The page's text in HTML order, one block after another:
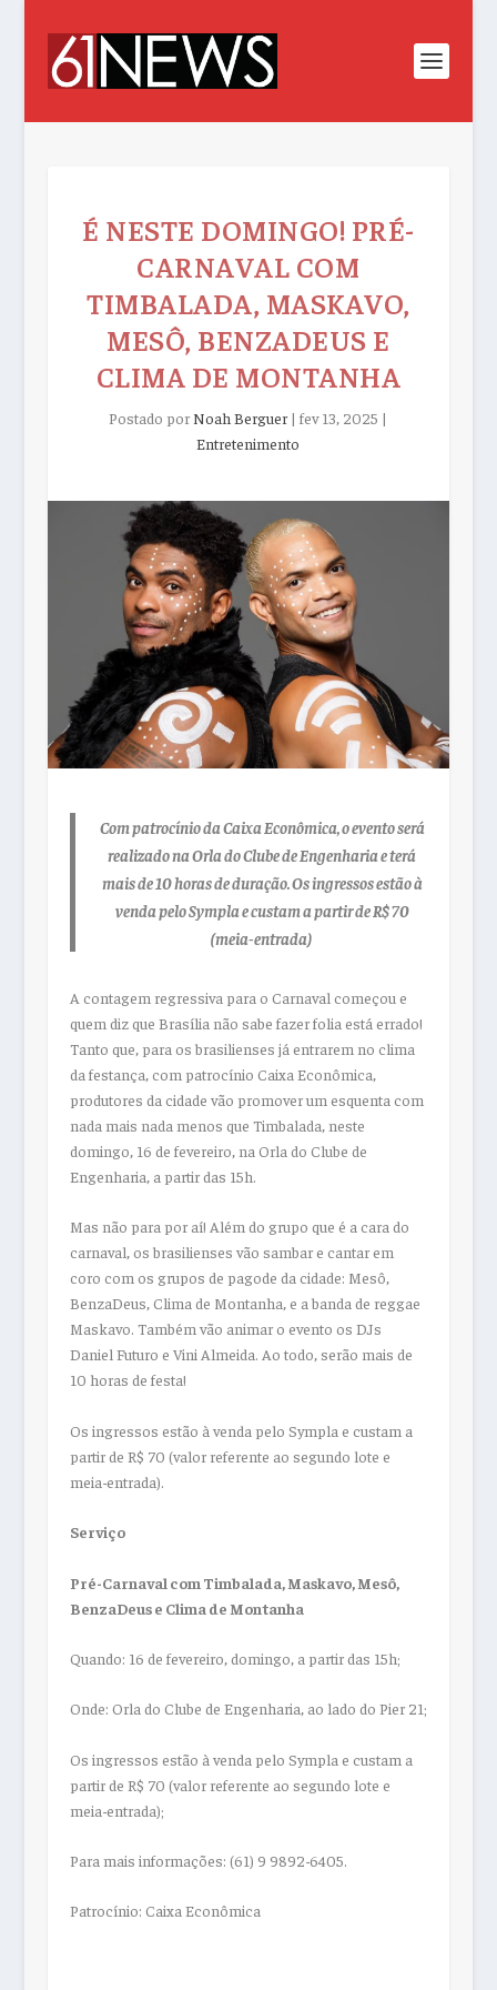
É NESTE DOMINGO! PRÉ-
CARNAVAL COM
TIMBALADA, MASKAVO,
MESÔ, BENZADEUS E
CLIMA DE MONTANHA
Postado por Noah Berguer|fev 13, 2025 |
Entretenimento
Com patrocínio da Caixa Econômica, o evento será
realizado na Orla do Clube de Engenharia e terá
mais de 10 horas de duração. Os ingressos estão à
venda pelo Sympla e custam a partir de R$ 70
(meia-entrada)
A contagem regressiva para o Carnaval começou e
quem diz que Brasília não sabe fazer folia está errado!
Tanto que, para os brasilienses já entrarem no clima
da festança, com patrocínio Caixa Econômica,
produtores da cidade vão promover um esquenta com
nada mais nada menos que Timbalada, neste
domingo, 16 de fevereiro, na Orla do Clube de
Engenharia, a partir das 15h.
Mas não para por aí! Além do grupo que é a cara do
carnaval, os brasilienses vão sambar e cantar em
coro com os grupos de pagode da cidade: Mesô,
BenzaDeus, Clima de Montanha, e a banda de reggae
Maskavo. Também vão animar o evento os DJs
Daniel Futuro e Vini Almeida. Ao todo, serão mais de
10 horas de festa!
Os ingressos estão à venda pelo Sympla e custam a
partir de R$ 70 (valor referente ao segundo lote e
meia-entrada).
Serviço
Pré-Carnaval com Timbalada, Maskavo, Mesô,
BenzaDeus e Clima de Montanha
Quando: 16 de fevereiro, domingo, a partir das 15h;
Onde: Orla do Clube de Engenharia, ao lado do Pier 21;
Os ingressos estão à venda pelo Sympla e custam a
partir de R$ 70 (valor referente ao segundo lote e
meia-entrada);
Para mais informações: (61) 9 9892-6405.
Patrocínio: Caixa Econômica